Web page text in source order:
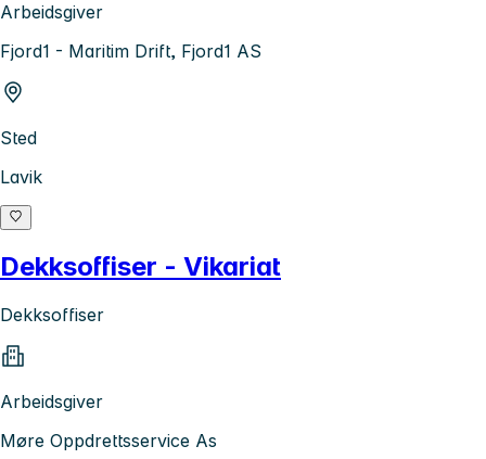
Arbeidsgiver
Fjord1 - Maritim Drift, Fjord1 AS
Sted
Lavik
Dekksoffiser - Vikariat
Dekksoffiser
Arbeidsgiver
Møre Oppdrettsservice As